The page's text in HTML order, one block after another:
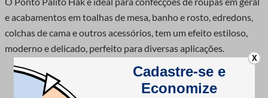
e acabamentos em toalhas de mesa, banho e rosto, edredons,
colchas de cama e outros acessórios, tem um efeito estiloso,
moderno e delicado, perfeito para diversas aplicações.
X